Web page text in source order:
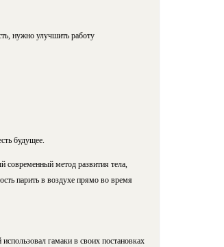
нужно улучшить работу
будущее.
современный метод развития тела,
парить в воздухе прямо во время
гамаки в своих постановках